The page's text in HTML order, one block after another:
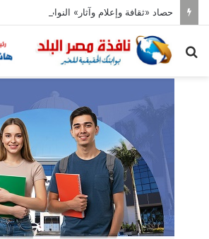
حصاد «ثقافة وإعلام وآثار» النواب
بحث